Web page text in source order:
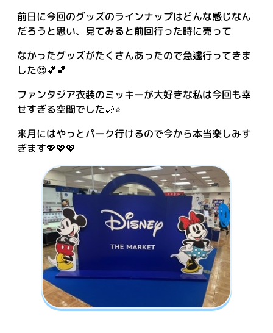
前日に今回のグッズのラインナップはどんな感じなん
だろうと思い、見てみると前回行った時に売って
なかったグッズがたくさんあったので急遽行ってきま
した😍💕💕
ファンタジア衣装のミッキーが大好きな私は今回も幸
せすぎる空間でした🌙⭐
来月にはやっとパーク行けるので今から本当楽しみす
ぎます💖💖💖